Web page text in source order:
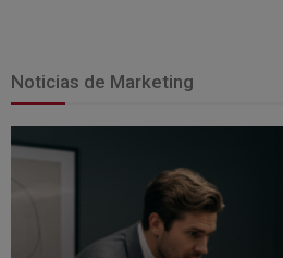
Noticias de Marketing